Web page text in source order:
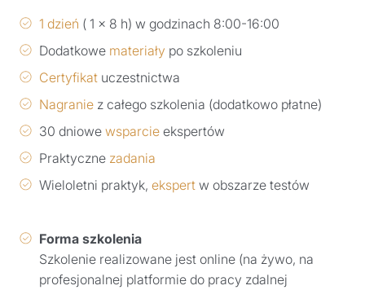
1 dzień ( 1 x 8 h) w godzinach 8:00-16:00
Dodatkowe materiały po szkoleniu
Certyfikat uczestnictwa
Nagranie z całego szkolenia (dodatkowo płatne)
30 dniowe wsparcie ekspertów
Praktyczne zadania
Wieloletni praktyk, ekspert w obszarze testów
Forma szkolenia
Szkolenie realizowane jest online (na żywo, na
profesjonalnej platformie do pracy zdalnej